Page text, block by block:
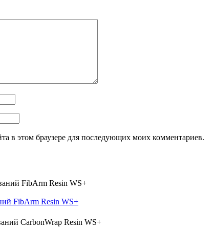
в этом браузере для последующих моих комментариев.
FibArm Resin WS+